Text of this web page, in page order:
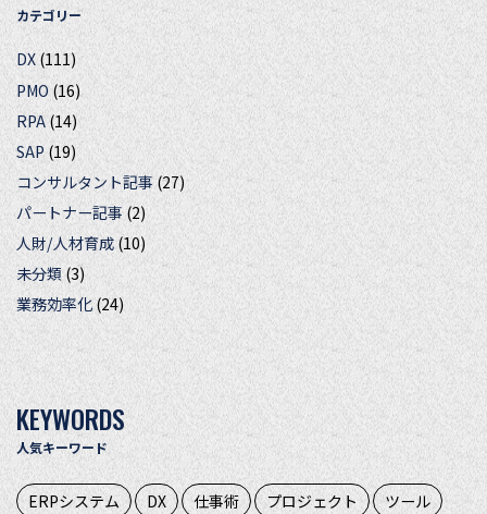
カテゴリー
DX(111)
PMO(16)
RPA (14)
SAP (19)
コンサルタント記事 (27)
パートナー記事 (2)
人財/人材育成 (10)
未分類 (3)
業務効率化(24)
KEYWORDS
人気キーワード
ERPシステム DX 仕事術 プロジェクト
ツール